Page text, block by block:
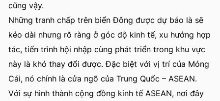
cũng vậy.
Những tranh chấp trên biển Đông được dự báo là sẽ
kéo dài nhưng rõ ràng ở góc độ kinh tế, xu hướng hợp
tác, tiến trình hội nhập cùng phát triển trong khu vực
này là khó thay đổi được. Đặc biệt với vị trí của Móng
Cái, nó chính là cửa ngõ của Trung Quốc – ASEAN.
Với sự hình thành cộng đồng kinh tế ASEAN, nơi đây